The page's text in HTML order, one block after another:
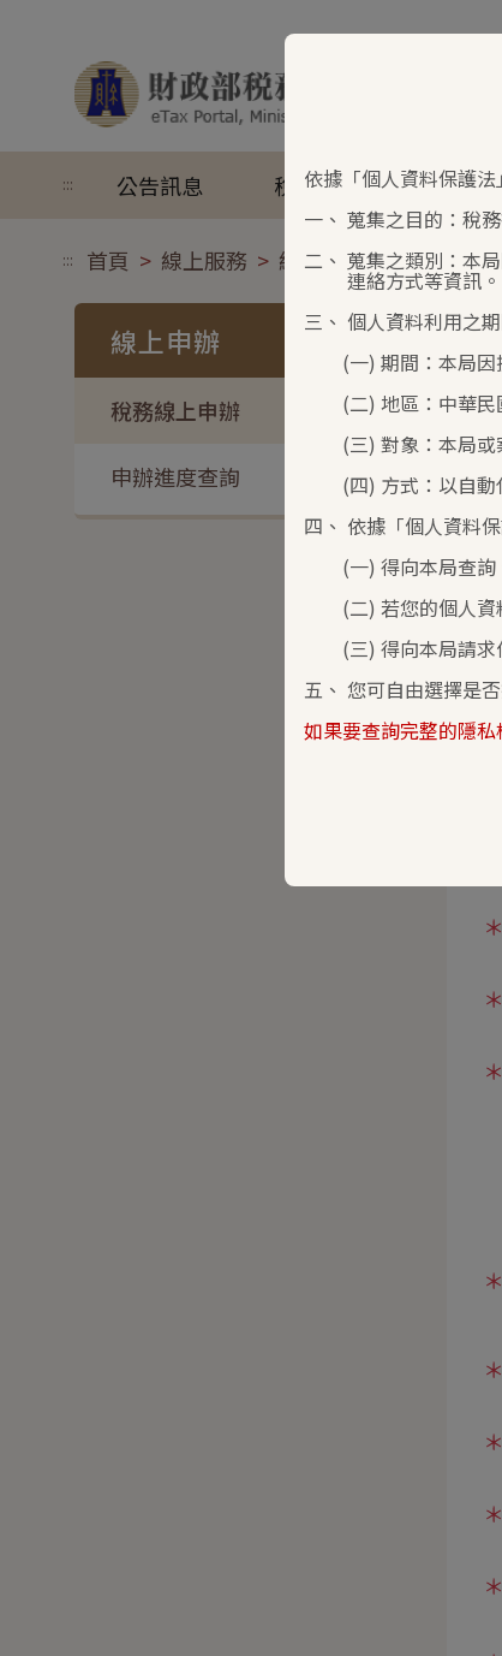
::: 公告訊息 稅務資訊 線上
::: 首頁 線上服務 線上申辦 稅務線上
線上申辦
稅務線上申辦
申辦進度查詢
(
依據「個人資料保護
一、 蒐集之目的：稅
二、 蒐集之類別：本
連絡方式等資訊。
三、 個人資料利用之
(一) 期間：本局因
(二) 地區：中華民
(三) 對象：本局或
(四) 方式：以自動
四、 依據「個人資料
(一) 得向本局查詢
(二) 若您的個人資
(三) 得向本局請求
五、 您可自由選擇是
如果要查詢完整的隱